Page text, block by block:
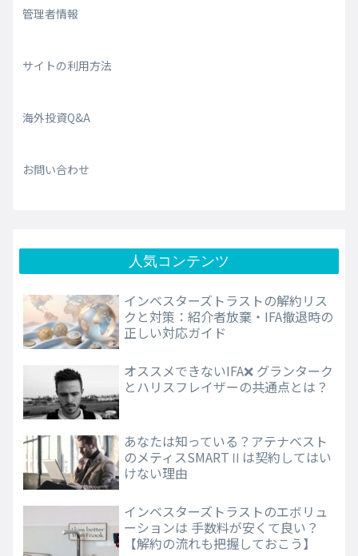
管理者情報
サイトの利用方法
海外投資Q&A
お問い合わせ
人気コンテンツ
インベスターズトラストの解約リス
クと対策：紹介者放棄・IFA撤退時の
正しい対応ガイド
オススメできないIFA❌ グランターク
とハリスフレイザーの共通点とは？
あなたは知っている？アテナベスト
のメティスSMARTⅡは契約してはい
けない理由
インベスターズトラストのエボリュ
ーションは 手数料が安くて良い？
【解約の流れも把握しておこう】